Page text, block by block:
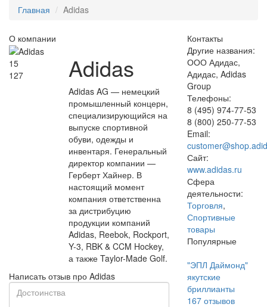
Главная Adidas
О компании
15
127
Adidas
Adidas AG — немецкий
промышленный концерн,
специализирующийся на
выпуске спортивной
обуви, одежды и
инвентаря. Генеральный
директор компании —
Герберт Хайнер. В
настоящий момент
компания ответственна
за дистрибуцию
продукции компаний
Adidas, Reebok, Rockport,
Y-3, RBK & CCM Hockey,
а также Taylor-Made Golf.
Написать отзыв про Adidas
Контакты
Другие названия:
ООО Адидас,
Адидас, Adidas
Group
Телефоны:
8 (495) 974-77-53
8 (800) 250-77-53
Email:
Сайт:
www.adidas.ru
Сфера
деятельности:
Торговля,
Спортивные
товары
Популярные
"ЭПЛ Даймонд"
якутские
бриллианты
167отзывов